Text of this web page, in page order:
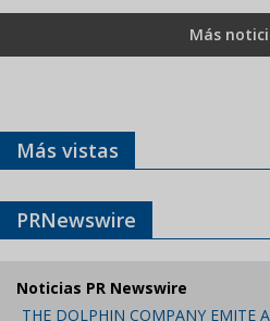
Más
Más vistas
PRNewswire
Noticias PR Newswire
THE DOLPHIN COMPANY EMITE